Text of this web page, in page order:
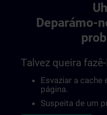
Deparámo-
Talvez queira
Esvaziar a cache
página.
Suspeita de um